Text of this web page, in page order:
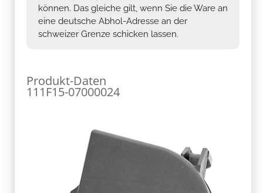
können. Das gleiche gilt, wenn Sie die Ware an
eine deutsche Abhol-Adresse an der
schweizer Grenze schicken lassen.
Produkt-Daten
111F15-07000024